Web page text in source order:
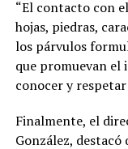
“El contacto con
hojas, piedras,
los párvulos
que promuevan el
conocer y
Finalmente, el
González, destacó